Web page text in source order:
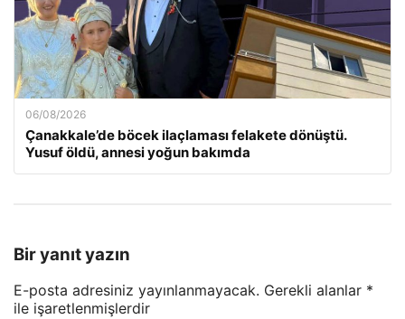
06/08/2026
Çanakkale’de böcek ilaçlaması felakete dönüştü.
Yusuf öldü, annesi yoğun bakımda
Bir yanıt yazın
E-posta adresiniz yayınlanmayacak. Gerekli alanlar *
ile işaretlenmişlerdir